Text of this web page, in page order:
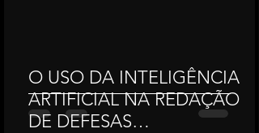
O USO DA INTELIGÊNCIA
ARTIFICIAL NA REDAÇÃO
DE DEFESAS